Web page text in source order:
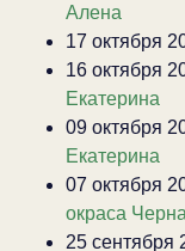
Алена
17 октября
16 октября
Екатерина
09 октября
Екатерина
07 октября
окраса
25 сентября